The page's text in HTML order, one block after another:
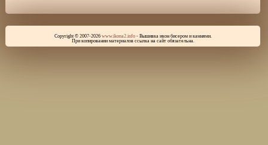
Copyright © 2007-2026 www.ikona2.info- Вышивка икон бисером и камнями.
При копировании материалов ссылка на сайт обязательна.